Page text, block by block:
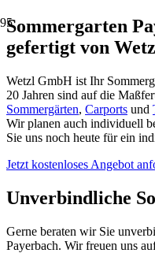
Sommergarten
gefertigt von
Wetzl GmbH ist Ihr
20 Jahren sind auf die
Sommergärten, Carports und
Wir planen auch individuell
Sie uns noch heute für ein
Jetzt kostenloses Angebot
Unverbindliche
Gerne beraten wir Sie
Payerbach. Wir freuen uns